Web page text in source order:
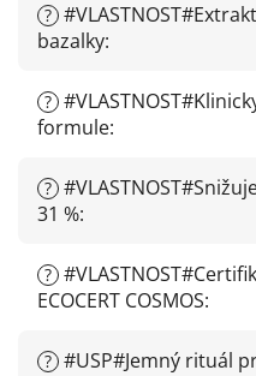
?
bazalky:
?
formule:
?
31 %:
?
ECOCERT COSMOS:
? #USP#Jemný rituál